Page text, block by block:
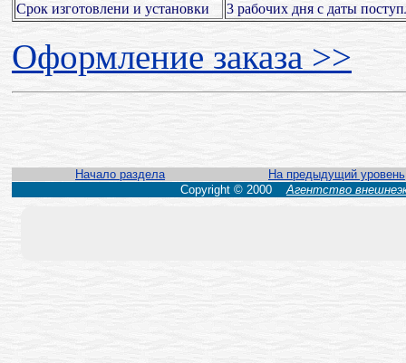
Срок изготовлени и установки 3 рабочих дня с даты
Оформление заказа >>
Начало раздела
На предыдущий уровень
Copyright © 2000Агентство